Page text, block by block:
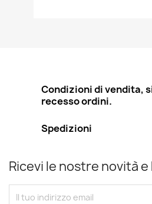
Condizioni di vendita,
recesso ordini.
Spedizioni
Ricevi le nostre novità